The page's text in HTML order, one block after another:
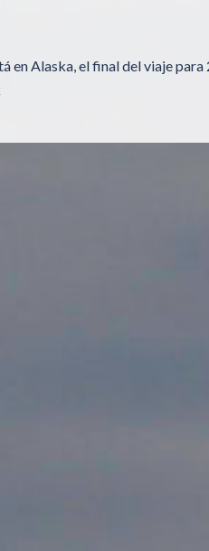
en Alaska, el final del viaje